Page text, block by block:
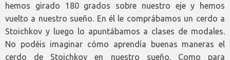
hemos girado 180 grados sobre nuestro eje y hemos
vuelto a nuestro sueño. En él le comprábamos un cerdo a
Stoichkov y luego lo apuntábamos a clases de modales.
No podéis imaginar cómo aprendía buenas maneras el
cerdo de Stoichkov en nuestro sueño. Como para